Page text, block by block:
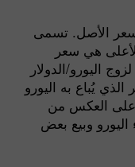
الأصل. تسمى
هي سعر
اليورو/الدولار
يُباع به اليورو
على العكس من
وبيع بعض